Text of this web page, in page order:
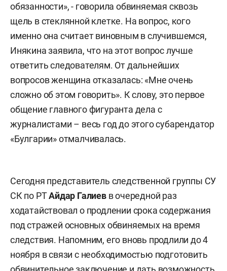
обязанности», - говорила обвиняемая сквозь
щель в стеклянной клетке. На вопрос, кого
именно она считает виновным в случившемся,
Инякина заявила, что на этот вопрос лучше
ответить следователям. От дальнейших
вопросов женщина отказалась: «Мне очень
сложно об этом говорить». К слову, это первое
общение главного фигуранта дела с
журналистами – весь год до этого субарендатор
«Булгарии» отмалчивалась.
Сегодня представитель следственной группы СУ
СК по РТАйдар Галиевв очередной раз
ходатайствовал о продлении срока содержания
под стражей основных обвиняемых на время
следствия. Напомним, его вновь продлили до 4
ноября в связи с необходимостью подготовить